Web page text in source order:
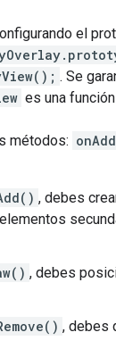
el
. Se
es una
métodos:
, debes
, debes
, debes